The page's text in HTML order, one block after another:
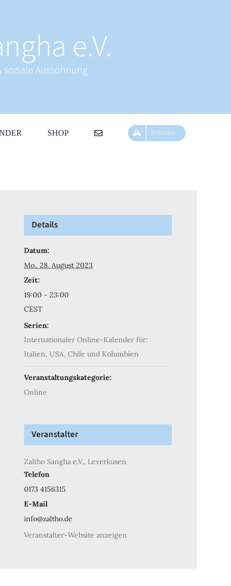
e.V.
soziale Aussöhnung
SHOP SPENDEN
Details
Datum:
Mo.. 28. August 2023
Zeit:
19:00 - 23:00
CEST
Serien:
Internationaler Online-Kalender für:
Italien, USA, Chile und Kolumbien
Veranstaltungskategorie:
Online
Veranstalter
Zaltho Sangha e.V., Leverkusen
Telefon
0173 4156315
E-Mail
info@zaltho.de
Veranstalter-Website anzeigen